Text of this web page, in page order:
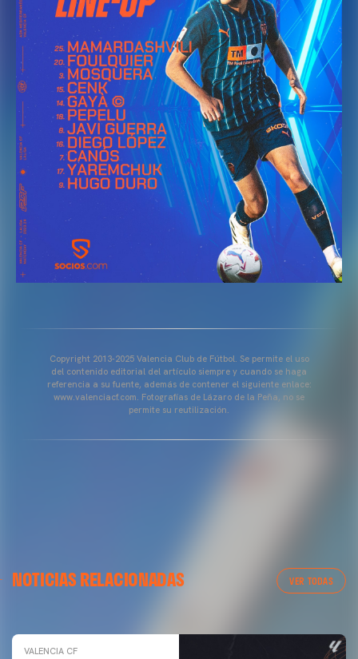
Copyright 2013-2025 Valencia Club de Fútbol. Se permite el uso
del contenido editorial del artículo siempre y cuando se haga
referencia a su fuente, además de contener el siguiente enlace:
www.valenciacf.com. Fotografías de Lázaro de la Peña, no se
permite su reutilización.
NOTICIAS RELACIONADAS VER TODAS
ENTRENAMIENTO DEL VALENCIA CF 04/03/26
VALENCIA CF